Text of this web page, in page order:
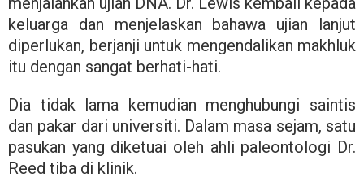
keluarga dan menjelaskan bahawa ujian lanjut
diperlukan, berjanji untuk mengendalikan makhluk
itu dengan sangat berhati-hati.
Dia tidak lama kemudian menghubungi saintis
dan pakar dari universiti. Dalam masa sejam, satu
pasukan yang diketuai oleh ahli paleontologi Dr.
Reed tiba di klinik.